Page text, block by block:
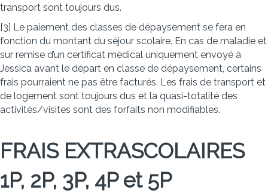
transport sont toujours dus.
[3] Le paiement des classes de dépaysement se fera en
fonction du montant du séjour scolaire. En cas de maladie et
sur remise d’un certificat médical uniquement envoyé à
Jessica avant le départ en classe de dépaysement, certains
frais pourraient ne pas être facturés. Les frais de transport et
de logement sont toujours dus et la quasi-totalité des
activités/visites sont des forfaits non modifiables.
FRAIS EXTRASCOLAIRES
1P, 2P, 3P, 4P et 5P